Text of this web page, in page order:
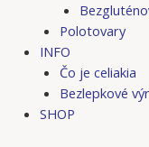
Polotovary
INFO
Čo je celiakia
Bezlepkové
SHOP